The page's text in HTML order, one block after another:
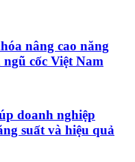
nâng cao năng
cốc Việt Nam
doanh nghiệp
suất và hiệu quả